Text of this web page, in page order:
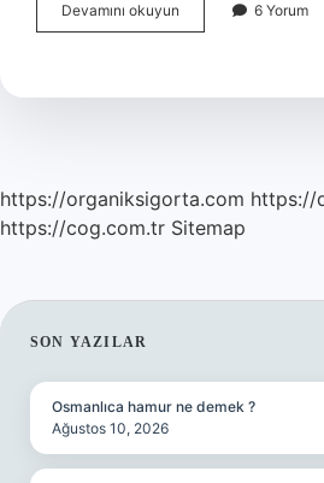
Devamını okuyun
Adet
Mi
6 Yorum
https://organiksigorta.com https://
https://cog.com.tr Sitemap
SIDEBAR
SON YAZILAR
Osmanlıca hamur ne demek ?
Ağustos 10, 2026